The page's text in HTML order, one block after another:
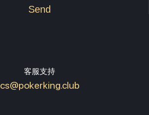
Send
客服支持
cs@pokerking.club